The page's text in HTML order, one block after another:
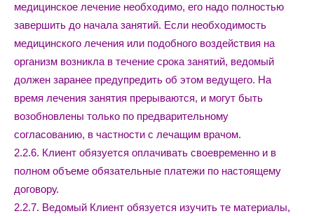
медицинское лечение необходимо, его надо полностью
завершить до начала занятий. Если необходимость
медицинского лечения или подобного воздействия на
организм возникла в течение срока занятий, ведомый
должен заранее предупредить об этом ведущего. На
время лечения занятия прерываются, и могут быть
возобновлены только по предварительному
согласованию, в частности с лечащим врачом.
2.2.6. Клиент обязуется оплачивать своевременно и в
полном объеме обязательные платежи по настоящему
договору.
2.2.7. Ведомый Клиент обязуется изучить те материалы,